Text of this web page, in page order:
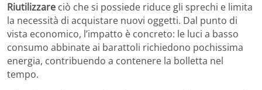
Riutilizzare ciò che si possiede riduce gli sprechi e limita
la necessità di acquistare nuovi oggetti. Dal punto di
vista economico, l’impatto è concreto: le luci a basso
consumo abbinate ai barattoli richiedono pochissima
energia, contribuendo a contenere la bolletta nel
tempo.